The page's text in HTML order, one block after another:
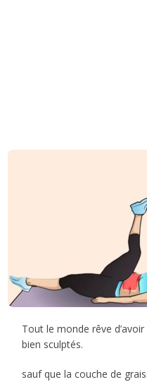
Tout le monde rêve
bien sculptés.
sauf que la couche de